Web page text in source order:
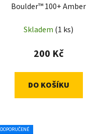
Boulder™ 100+ Amber
Skladem (1 ks)
200 Kč
DO KOŠÍKU
DOPORUČENÉ